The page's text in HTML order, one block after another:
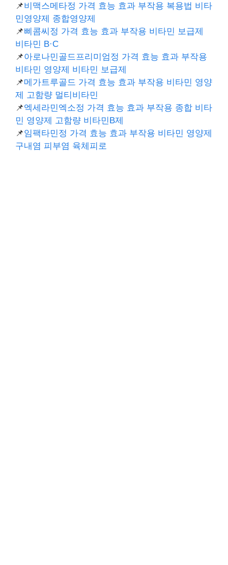
📌비맥스메타정 가격 효능 효과 부작용 복용법 비타
민영양제 종합영양제
📌삐콤씨정 가격 효능 효과 부작용 비타민 보급제
비타민 B·C
📌아로나민골드프리미엄정 가격 효능 효과 부작용
비타민 영양제 비타민 보급제
📌메가트루골드 가격 효능 효과 부작용 비타민 영양
제 고함량 멀티비타민
📌엑세라민엑소정 가격 효능 효과 부작용 종합 비타
민 영양제 고함량 비타민B제
📌임팩타민정 가격 효능 효과 부작용 비타민 영양제
구내염 피부염 육체피로